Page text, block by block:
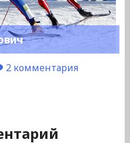
2 комментария